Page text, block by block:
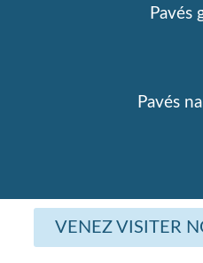
Pavés
Pavés
VENEZ VISITER